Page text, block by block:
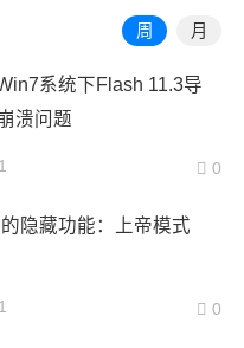
周 月
系统下Flash 11.3导
溃问题
0
隐藏功能：上帝模式
0